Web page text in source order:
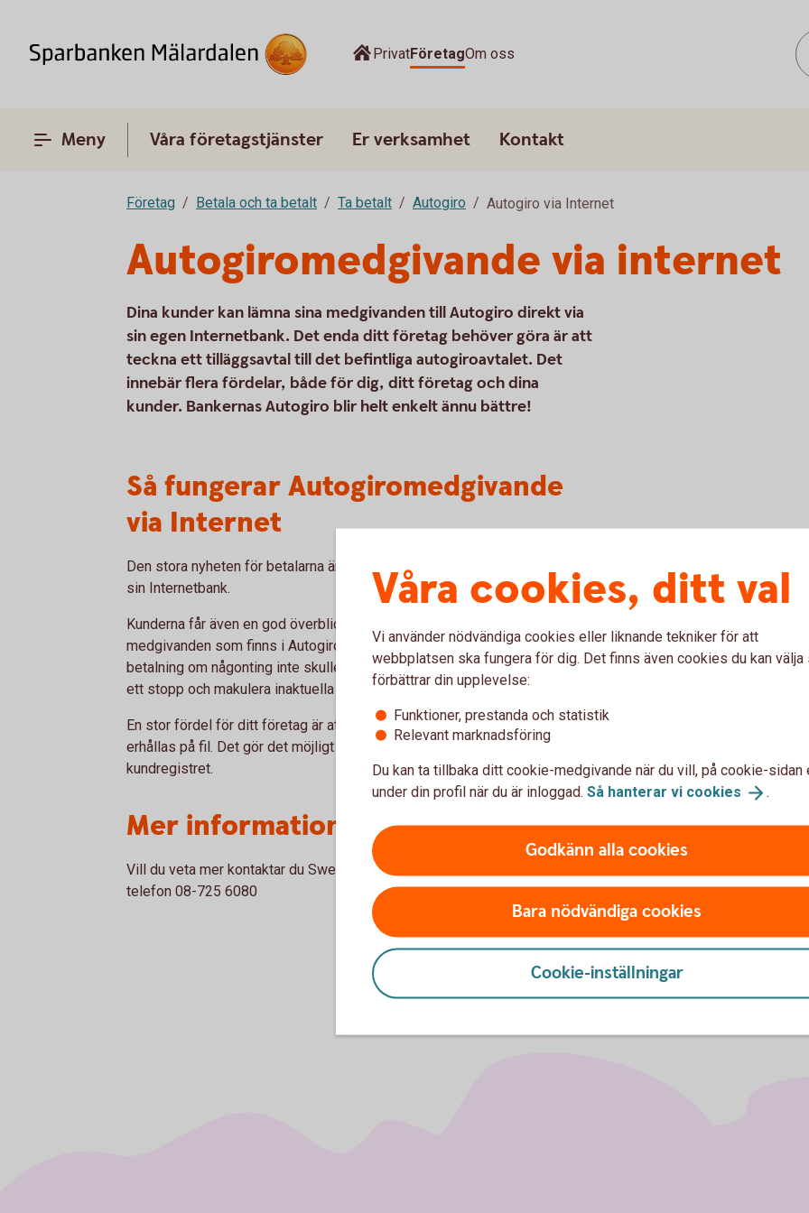
PrivatFöretagOm oss
Meny Våra företagstjänster Er verksamhet Kontakt
Företag Betala och ta betalt Ta betalt Autogiro Autogiro via Internet
Autogiromedgivande via internet
Dina kunder kan lämna sina medgivanden till Autogiro direkt via
sin egen Internetbank. Det enda ditt företag behöver göra är att
teckna ett tilläggsavtal till det befintliga autogiroavtalet. Det
innebär flera fördelar, både för dig, ditt företag och dina
kunder. Bankernas Autogiro blir helt enkelt ännu bättre!
Så fungerar Autogiromedgivande
via Internet
Den stora nyheten för betalarna är att de kan teckna medgivande direkt i
sin Internetbank.
Kunderna får även en god överblick och kan lätt se alla sina mottagare och
medgivanden som finns i Autogiro. Det går även bra att tillfälligt stoppa en
betalning om någonting inte skulle stämma. Givetvis kan kunden även häva
ett stopp och makulera inaktuella medgivanden.
En stor fördel för ditt företag är att de elektroniska medgivandena kan
erhållas på fil. Det gör det möjligt att få en automatisk registrering i
kundregistret.
Mer information
Vill du veta mer kontaktar du Swedbank / Sparbankernas Bankgiroservice,
telefon 08-725 6080
Våra cookies, ditt val
Vi använder nödvändiga cookies eller liknande tekniker för att
webbplatsen ska fungera för dig. Det finns även cookies du kan välja
förbättrar din upplevelse:
Funktioner, prestanda och statistik
Relevant marknadsföring
Du kan ta tillbaka ditt cookie-medgivande när du vill, på cookie-sidan
under din profil när du är inloggad. Så hanterar vi cookies .
Godkänn alla cookies
Bara nödvändiga cookies
Cookie-inställningar